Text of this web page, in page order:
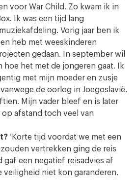
voor War Child. Zo kwam ik in
Ik was een tijd lang
Vorig jaar ben ik
heb met weeskinderen
gedaan. In september wil
hoe het met de jongeren gaat. Ik
met mijn moeder en zusje
de oorlog in Joegoslavië.
Mijn vader bleef en is later
afstand toch veel van
‘Korte tijd voordat we met een
vertrekken ging de reis
gaf een negatief reisadvies af
veiligheid niet kon garanderen.